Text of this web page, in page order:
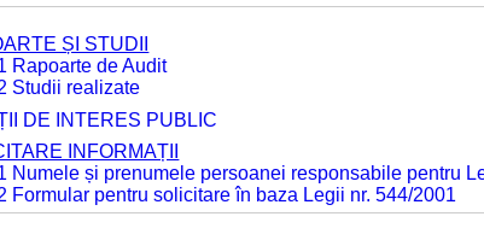
ȘI STUDII
Rapoarte de Audit
Studii realizate
DE INTERES PUBLIC
INFORMAȚII
Numele și prenumele persoanei responsabile pentru
Formular pentru solicitare în baza Legii nr. 544/2001